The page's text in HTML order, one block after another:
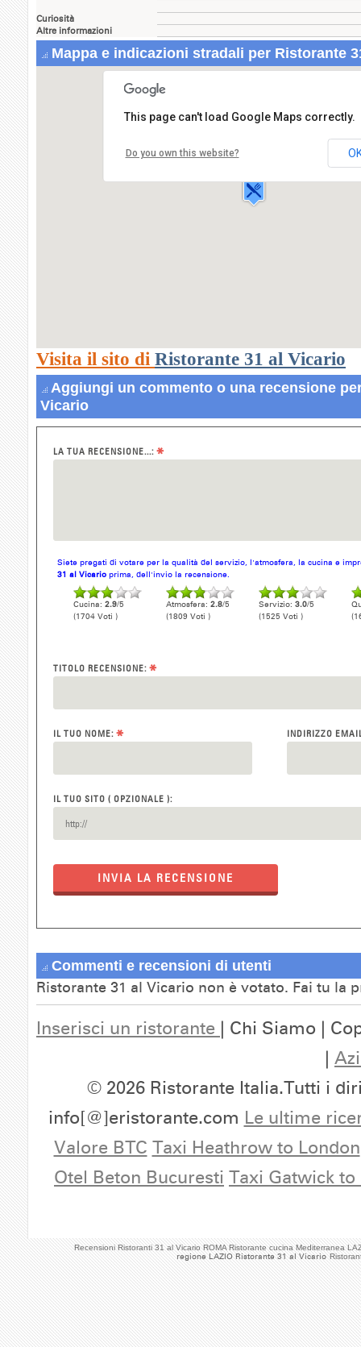
Recensioni Ristoranti 31 al Vicario ROMA Ristorante cucina Mediterranea
regione LAZIO Ristorante 31 al Vicario
Curiosità
Altre informazioni
Mappa e indicazioni stradali per Ristorante
Ristorante 31 al Vicario
via Uffici del Vicario,31
00100 ROMA
This page can't load Google Maps correctly.
Do you own this website?
Visita il sito di Ristorante 31 al Vicario
Aggiungi un commento o una recensione
Vicario
LA TUA RECENSIONE...: *
Siete pregati di votare per la qualità del servizio, l'atmosfera, la cucina e
31 al Vicario prima, dell'invio la recensione.
Cucina: 2.9/5
(1704 Voti )
Atmosfera: 2.8/5
(1809 Voti )
Servizio: 3.0/5
(1525 Voti )
TITOLO RECENSIONE: *
IL TUO NOME: * INDIRIZZO
IL TUO SITO ( OPZIONALE ):
INVIA LA RECENSIONE
Commenti e recensioni di utenti
Ristorante 31 al Vicario non è votato. Fai tu la
Inserisci un ristorante | Chi Siamo |
|
© 2026 Ristorante Italia.Tutti i
info[@]eristorante.com Le ultime
Valore BTC Taxi Heathrow to London
Otel Beton Bucuresti Taxi Gatwick to